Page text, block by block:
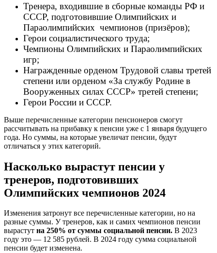
Тренера, входившие в сборные команды РФ и
СССР, подготовившие Олимпийских и
Параолимпийских чемпионов (призёров);
Герои социалистического труда;
Чемпионы Олимпийских и Параолимпийских
игр;
Награжденные орденом Трудовой славы третей
степени или орденом «За службу Родине в
Вооруженных силах СССР» третей степени;
Герои России и СССР.
Выше перечисленные категории пенсионеров смогут
рассчитывать на прибавку к пенсии уже с 1 января будущего
года. Но суммы, на которые увеличат пенсии, будут
отличаться у этих категорий.
Насколько вырастут пенсии у
тренеров, подготовивших
Олимпийских чемпионов 2024
Изменения затронут все перечисленные категории, но на
разные суммы. У тренеров, как и самих чемпионов пенсии
вырастут на 250% от суммы социальной пенсии. В 2023
году это — 12 585 рублей. В 2024 году сумма социальной
пенсии будет изменена.